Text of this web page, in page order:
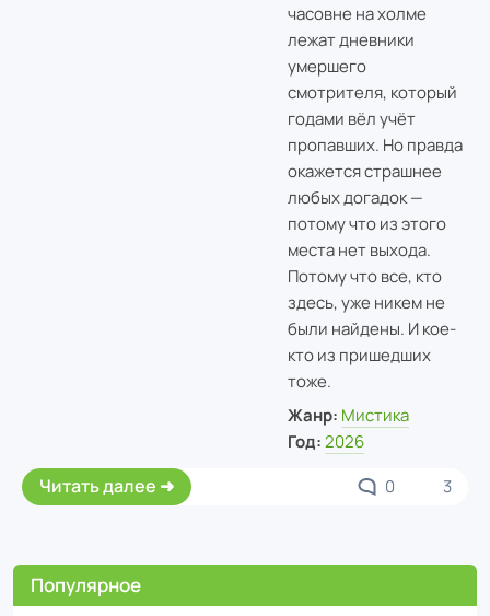
часовне на холме
лежат дневники
умершего
смотрителя, который
годами вёл учёт
пропавших. Но правда
окажется страшнее
любых догадок —
потому что из этого
места нет выхода.
Потому что все, кто
здесь, уже никем не
были найдены. И кое-
кто из пришедших
тоже.
Жанр: Мистика
Год: 2026
Читать далее 0 3
Популярное